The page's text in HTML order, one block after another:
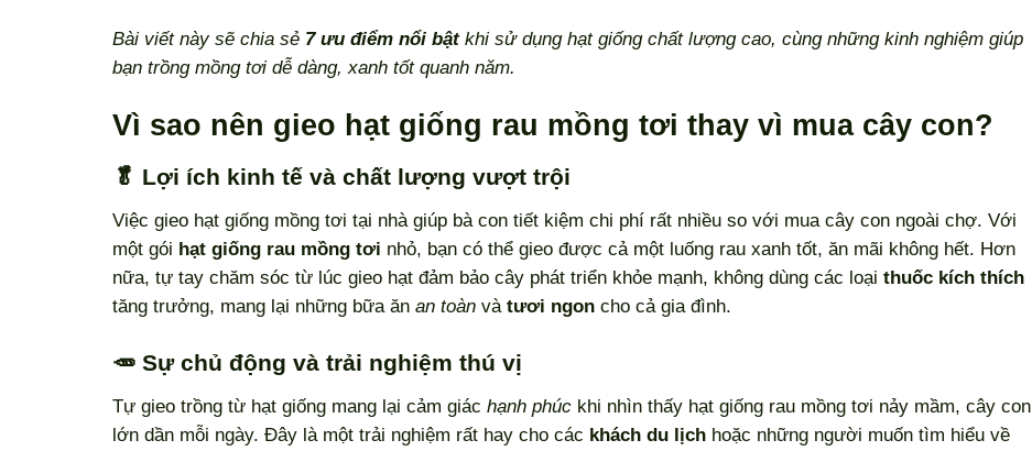
Bài viết này sẽ chia sẻ 7 ưu điểm nổi bậtkhi sử dụng hạt giống chất lượng cao, cùng những kinh nghiệm giúp
bạn trồng mồng tơi dễ dàng, xanh tốt quanh năm.
Vì sao nên gieo hạt giống rau mồng tơi thay vì mua cây con?
🥬 Lợi ích kinh tế và chất lượng vượt trội
Việc gieo hạt giống mồng tơi tại nhà giúp bà con tiết kiệm chi phí rất nhiều so với mua cây con ngoài chợ. Với
một gói hạt giống rau mồng tơi nhỏ, bạn có thể gieo được cả một luống rau xanh tốt, ăn mãi không hết. Hơn
nữa, tự tay chăm sóc từ lúc gieo hạt đảm bảo cây phát triển khỏe mạnh, không dùng các loại thuốc kích thích
tăng trưởng, mang lại những bữa ăn an toàn và tươi ngon cho cả gia đình.
🥕 Sự chủ động và trải nghiệm thú vị
Tự gieo trồng từ hạt giống mang lại cảm giác hạnh phúc khi nhìn thấy hạt giống rau mồng tơi nảy mầm, cây con
lớn dần mỗi ngày. Đây là một trải nghiệm rất hay cho các khách du lịch hoặc những người muốn tìm hiểu về